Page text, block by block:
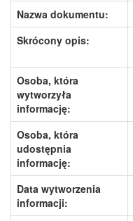
Nazwa dokumentu:
Skrócony opis:
Osoba, która
wytworzyła
informację:
Osoba, która
udostępnia
informację:
Data wytworzenia
informacji: